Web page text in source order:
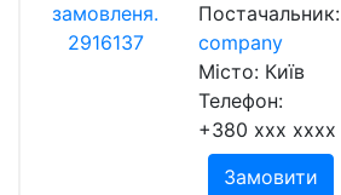
Постачальник:
company
Місто: Київ
Телефон:
+380 xxx xxxx
Замовити